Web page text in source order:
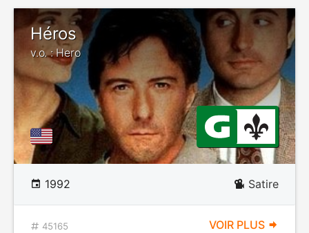
Héros
v.o. : Hero
1992 Satire
45165 VOIR PLUS